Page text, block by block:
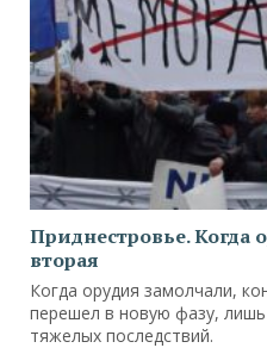
Приднестровье. Когда
вторая
Когда орудия замолчали,
перешел в новую фазу,
тяжелых последствий.